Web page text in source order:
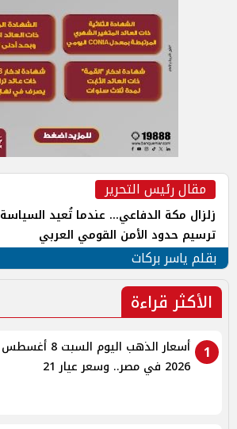
مقال رئيس التحرير
زلزال مكة الدفاعي... عندما تُعيد السياسة
ترسيم حدود الأمن القومي العربي
بقلم ياسر بركات
الأكثر قراءة
1
أسعار الذهب اليوم السبت 8 أغسطس
2026 في مصر.. وسعر عيار 21